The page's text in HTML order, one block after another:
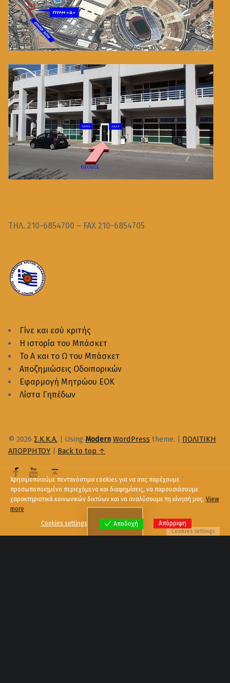
Menu
ΤΗΛ. 210-6854700 – FAX 210-6854705
Γίνε και εσύ κριτής
Η ιστορία του Μπάσκετ
Το Α και το Ω του Μπάσκετ
Αποζημιώσεις Οδοιπορικών
Εφαρμογή Μητρώου ΕΟΚ
Λίστα Γηπέδων
© 2026 Σ.Κ.Κ.Α. | Using Modern WordPress theme. | ΠΟΛΙΤΙΚΗ
ΑΠΟΡΡΗΤΟΥ | Back to top ↑
Χρησιμοποιούμε πεντανόστιμα cookies για να σας παρέχουμε
προσωποποιημένο περιεχόμενο και διαφημίσεις, να παρουσιάσουμε
χαρακτηριστικά κοινωνικών δικτύων και να αναλύσουμε τη κίνησή μας. View
more
Cookies settings
Αποδοχή Απόρριψη
Cookies settings